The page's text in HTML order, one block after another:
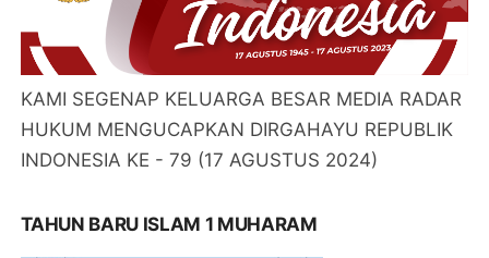
KAMI SEGENAP KELUARGA BESAR MEDIA RADAR
HUKUM MENGUCAPKAN DIRGAHAYU REPUBLIK
INDONESIA KE - 79 (17 AGUSTUS 2024)
TAHUN BARU ISLAM 1 MUHARAM